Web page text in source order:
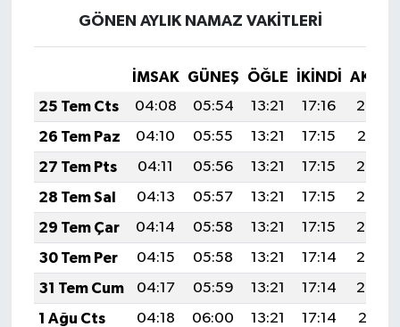
GÖNEN AYLIK NAMAZ VAKITLERI
İMSAK GÜNEŞ ÖĞLE İKINDI
25 Tem Cts
04:08 05:54 13:21 17:16
20:38
26 Tem Paz
04:10 05:55 13:21 17:15
20:37
27 Tem Pts
04:11 05:56 13:21 17:15
20:36
28 Tem Sal
04:13 05:57 13:21 17:15
20:35
29 Tem Çar
04:14 05:58 13:21 17:15
20:34
30 Tem Per
04:15 05:58 13:21 17:14
20:33
31 Tem Cum
04:17 05:59 13:21 17:14
20:32
1 Ağu Cts
04:18 06:00 13:21 17:14
20:31